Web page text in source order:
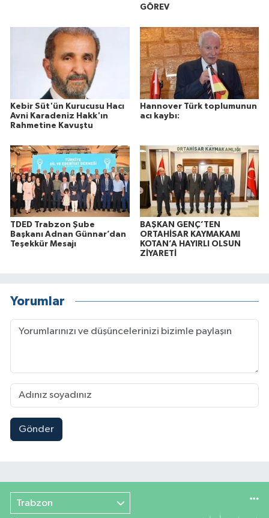
GÖREV
Kebir Süt'ün Kurucusu Hacı
Avni Karadeniz Hakk'ın
Rahmetine Kavuştu
Hannover Türk toplumunun
acı kaybı:
TDED Trabzon Şube
Başkanı Adnan Günnar’dan
Teşekkür Mesajı
BAŞKAN GENÇ’TEN
ORTAHİSAR KAYMAKAMI
KOTAN’A HAYIRLI OLSUN
ZİYARETİ
Yorumlar
Gönder
Trabzon